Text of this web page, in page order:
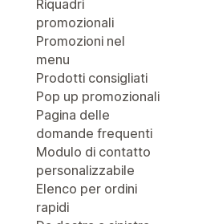
Riquadri
promozionali
Promozioni nel
menu
Prodotti consigliati
Pop up promozionali
Pagina delle
domande frequenti
Modulo di contatto
personalizzabile
Elenco per ordini
rapidi